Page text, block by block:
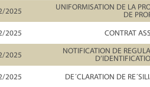
2025
UNIFORMISATION DE LA
DE
2025 CONTRAT
2025
NOTIFICATION DE
2025 DE´CLARATION DE